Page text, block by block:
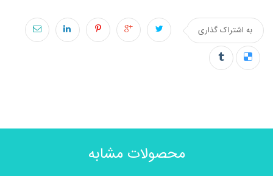
به اشتراک گذاری
محصولات مشابه